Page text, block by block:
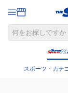
スポーツ・カテ